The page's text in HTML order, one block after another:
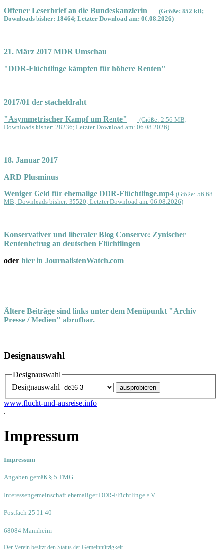
Offener Leserbrief an die Bundeskanzlerin
(Größe: 852 kB;
Downloads bisher: 18464; Letzter Download am: 06.08.2026)
21. März 2017 MDR Umschau
"DDR-Flüchtlinge kämpfen für höhere Renten"
2017/01 der stacheldraht
"Asymmetrischer Kampf um Rente"
(Größe: 2.56 MB;
Downloads bisher: 28236; Letzter Download am: 06.08.2026)
18. Januar 2017
ARD Plusminus
Weniger Geld für ehemalige DDR-Flüchtlinge.mp4 (Größe: 56.68
MB; Downloads bisher: 35520; Letzter Download am: 06.08.2026)
Konservativer und liberaler Blog Conservo: Zynischer
Rentenbetrug an deutschen Flüchtlingen
oder hier in JournalistenWatch.com
Ältere Beiträge sind links unter dem Menüpunkt "Archiv
Presse / Medien" abrufbar.
Designauswahl
Designauswahl
Designauswahl
www.flucht-und-ausreise.info
.
Impressum
Impressum
Angaben gemäß § 5 TMG:
Interessengemeinschaft ehemaliger DDR-Flüchtlinge e.V.
Postfach 25 01 40
68084 Mannheim
Der Verein besitzt den Status der Gemeinnützigkeit.